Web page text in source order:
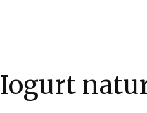
Iogurt